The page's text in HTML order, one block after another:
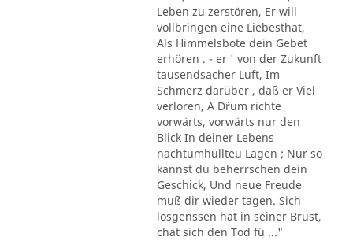
Leben zu zerstören, Er will
vollbringen eine Liebesthat,
Als Himmelsbote dein Gebet
erhören . - er ' von der Zukunft
tausendsacher Luft, Im
Schmerz darüber , daß er Viel
verloren, A D´rum richte
vorwärts, vorwärts nur den
Blick In deiner Lebens
nachtumhüllteu Lagen ; Nur so
kannst du beherrschen dein
Geschick, Und neue Freude
muß dir wieder tagen. Sich
losgenssen hat in seiner Brust,
chat sich den Tod fü ..."